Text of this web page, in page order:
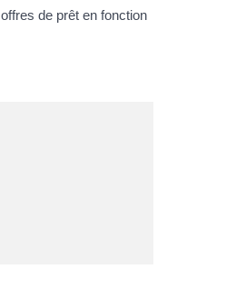
de prêt en fonction